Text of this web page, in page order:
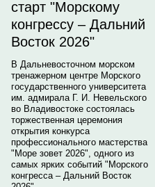
старт "Морскому
конгрессу – Дальний
Восток 2026"
В Дальневосточном морском
тренажерном центре Морского
государственного университета
им. адмирала Г. И. Невельского
во Владивостоке состоялась
торжественная церемония
открытия конкурса
профессионального мастерства
"Море зовет 2026", одного из
самых ярких событий "Морского
конгресса – Дальний Восток